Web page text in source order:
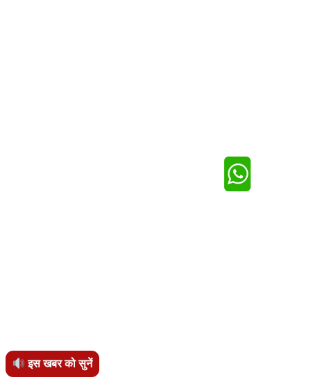
इस खबर को सुनें